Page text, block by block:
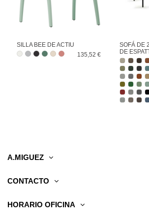
SILLA BEE DE ACTIU
135,52 €
SOFÁ DE
DE
A.MIGUEZ
CONTACTO
HORARIO OFICINA